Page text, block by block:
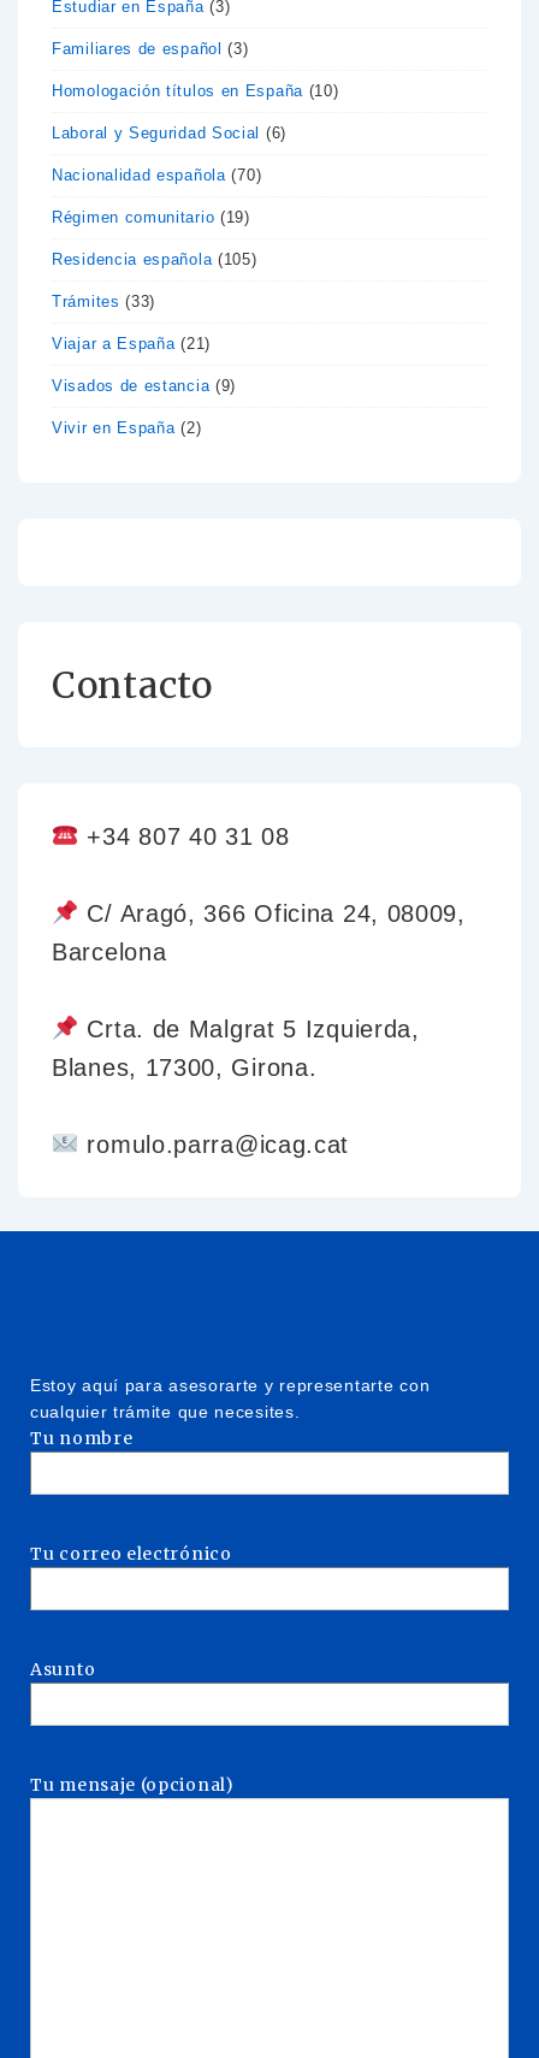
Estudiar en España (3)
Familiares de español (3)
Homologación títulos en España (10)
Laboral y Seguridad Social (6)
Nacionalidad española (70)
Régimen comunitario (19)
Residencia española (105)
Trámites (33)
Viajar a España (21)
Visados de estancia (9)
Vivir en España (2)
Contacto
+34 807 40 31 08
C/ Aragó, 366 Oficina 24, 08009,
Barcelona
Crta. de Malgrat 5 Izquierda,
Blanes, 17300, Girona.
romulo.parra@icag.cat
Estoy aquí para asesorarte y representarte con
cualquier trámite que necesites.
Tu nombre
Tu correo electrónico
Asunto
Tu mensaje (opcional)